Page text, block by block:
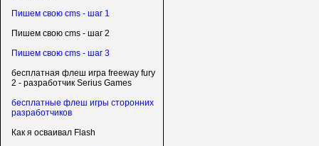
Пишем свою cms - шаг 1
Пишем свою cms - шаг 2
Пишем свою cms - шаг 3
бесплатная флеш игра freeway fury
2 - разработчик Serius Games
бесплатные флеш игры сторонних
разработчиков
Как я осваивал Flash